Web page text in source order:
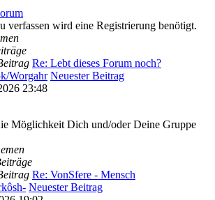
verfassen wird eine Registrierung benötigt.
Re: Lebt dieses Forum noch?
Worgahr Neuester Beitrag
23:48
Möglichkeit Dich und/oder Deine Gruppe
Re: VonSfere - Mensch
Neuester Beitrag